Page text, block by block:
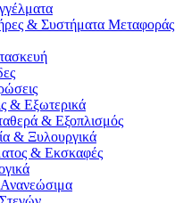
& Συστήματα Μεταφοράς
& Εξωτερικά
& Εξοπλισμός
& Ξυλουργικά
& Εκσκαφές